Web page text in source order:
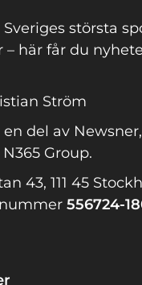
största
– här får du
Ström
del av
Group.
43, 111 45
556724-